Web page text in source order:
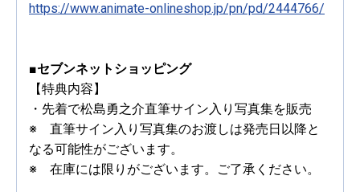
https://www.animate-onlineshop.jp/pn/pd/2444766/
■セブンネットショッピング
【特典内容】
・先着で松島勇之介直筆サイン入り写真集を販売
※ 直筆サイン入り写真集のお渡しは発売日以降と
なる可能性がございます。
※ 在庫には限りがございます。ご了承ください。